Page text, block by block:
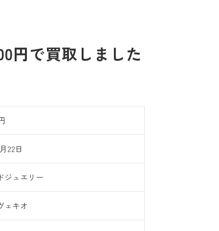
円で買取しました
22日
ジュエリー
ェキオ